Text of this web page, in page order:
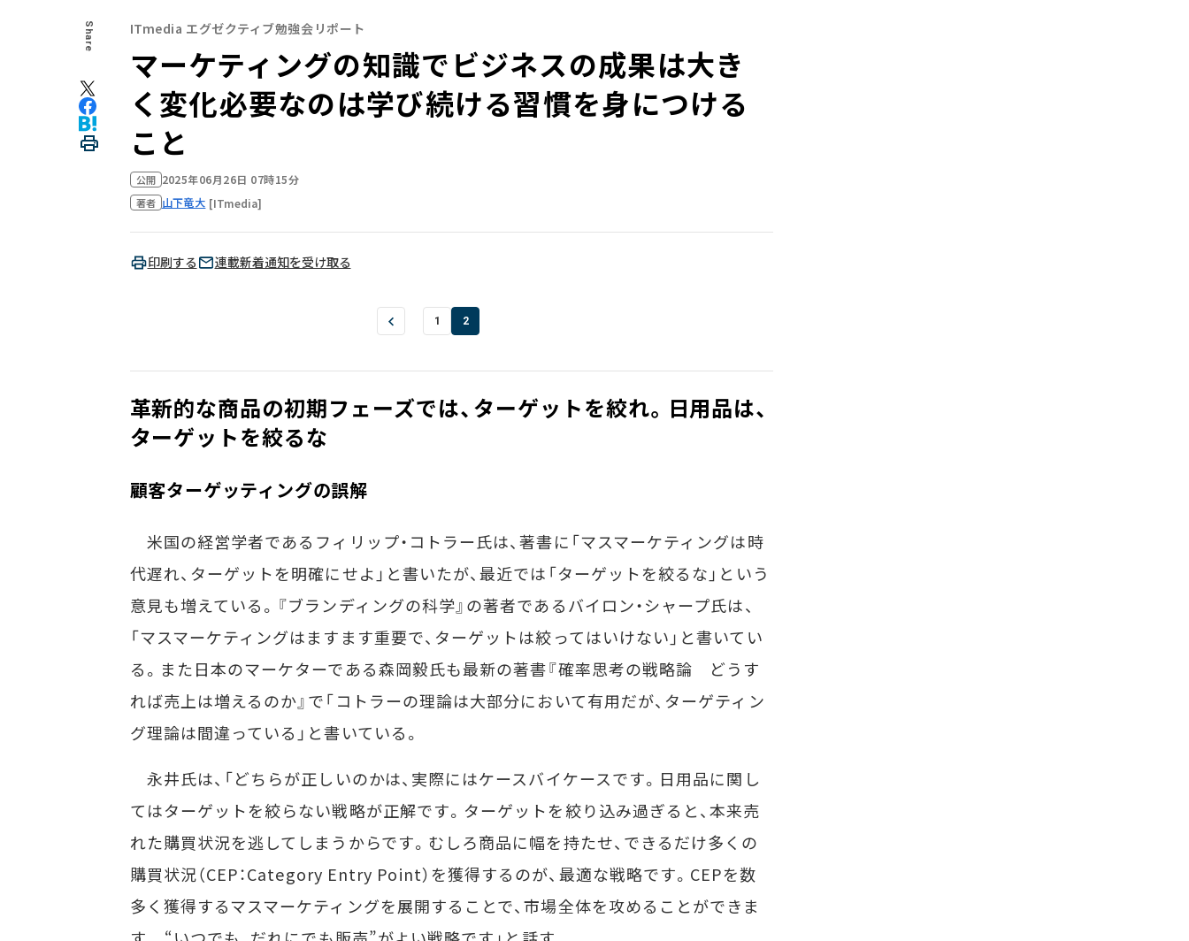
Share ITmedia エグゼクティブ勉強会リポート
マーケティングの知識でビジネスの成果は大き
く変化――必要なのは学び続ける習慣を身につける
こと
公開 2025年06月26日 07時15分
著者 山下竜大 [ITmedia]
印刷する 連載新着通知を受け取る
1 2
革新的な商品の初期フェーズでは、ターゲットを絞れ。日用品は、
ターゲットを絞るな
顧客ターゲッティングの誤解
米国の経営学者であるフィリップ・コトラー氏は、著書に「マスマーケティングは時
代遅れ、ターゲットを明確にせよ」と書いたが、最近では「ターゲットを絞るな」という
意見も増えている。『ブランディングの科学』の著者であるバイロン・シャープ氏は、
「マスマーケティングはますます重要で、ターゲットは絞ってはいけない」と書いてい
る。また日本のマーケターである森岡毅氏も最新の著書『確率思考の戦略論 どうす
れば売上は増えるのか』で「コトラーの理論は大部分において有用だが、ターゲティン
グ理論は間違っている」と書いている。
永井氏は、「どちらが正しいのかは、実際にはケースバイケースです。日用品に関し
てはターゲットを絞らない戦略が正解です。ターゲットを絞り込み過ぎると、本来売
れた購買状況を逃してしまうからです。むしろ商品に幅を持たせ、できるだけ多くの
購買状況（CEP：Category Entry Point）を獲得するのが、最適な戦略です。CEPを数
多く獲得するマスマーケティングを展開することで、市場全体を攻めることができま